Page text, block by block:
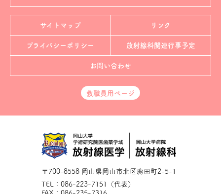
〒700-8558 岡山県岡山市北区鹿田町2-5-1
TEL：086-223-7151（代表）
サイトマップ リンク
プライバシーポリシー 放射線科関連行事予定
お問い合わせ
教職員用ページ